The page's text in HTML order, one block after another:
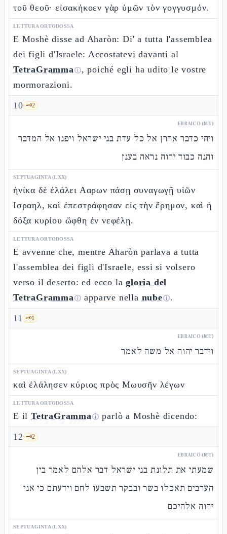
τοῦ θεοῦ· εἰσακήκοεν γὰρ ὑμῶν τὸν γογγυσμόν.
LETTURA ORTODOSSA
E Moshè disse ad Aharòn: Di' a tutta l'assemblea
dei figli d'Israele: Accostatevi davanti al
TetraGrammaⓘ, poiché egli ha udito le vostre
mormorazioni.
10 🗝️2
EBRAICO (MT)
ויהי כדבר אהרן אל כל עדת בני ישראל ויפנו אל המדבר
והנה כבוד יהוה נראה בענן
SEPTUAGINTA (LXX)
ἡνίκα δὲ ἐλάλει Ααρων πάσῃ συναγωγῇ υἱῶν
Ισραηλ, καὶ ἐπεστράφησαν εἰς τὴν ἔρημον, καὶ ἡ
δόξα κυρίου ὤφθη ἐν νεφέλῃ.
LETTURA ORTODOSSA
E avvenne che, mentre Aharòn parlava a tutta
l'assemblea dei figli d'Israele, essi si volsero
verso il deserto: ed ecco lagloria del
TetraGrammaⓘ apparve nella nubeⓘ.
11 🗝️1
EBRAICO (MT)
וידבר יהוה אל משה לאמר
SEPTUAGINTA (LXX)
καὶ ἐλάλησεν κύριος πρὸς Μωυσῆν λέγων
LETTURA ORTODOSSA
E il TetraGrammaⓘ parlò a Moshè dicendo:
12 🗝️2
EBRAICO (MT)
שמעתי את תלונת בני ישראל דבר אלהם לאמר בין
הערבים תאכלו בשר ובבקר תשבעו לחם וידעתם כי אני
יהוה אלהיכם
SEPTUAGINTA (LXX)